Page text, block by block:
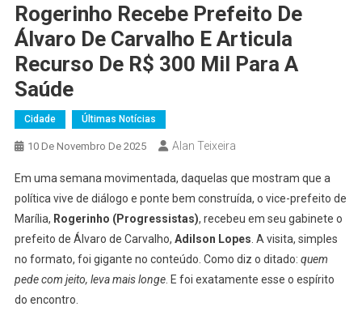
Rogerinho Recebe Prefeito De
Álvaro De Carvalho E Articula
Recurso De R$ 300 Mil Para A
Saúde
Cidade Últimas Notícias
10 De Novembro De 2025 Alan Teixeira
Em uma semana movimentada, daquelas que mostram que a
política vive de diálogo e ponte bem construída, o vice-prefeito de
Marília, Rogerinho (Progressistas), recebeu em seu gabinete o
prefeito de Álvaro de Carvalho, Adilson Lopes . A visita, simples
no formato, foi gigante no conteúdo. Como diz o ditado: quem
pede com jeito, leva mais longe. E foi exatamente esse o espírito
do encontro.